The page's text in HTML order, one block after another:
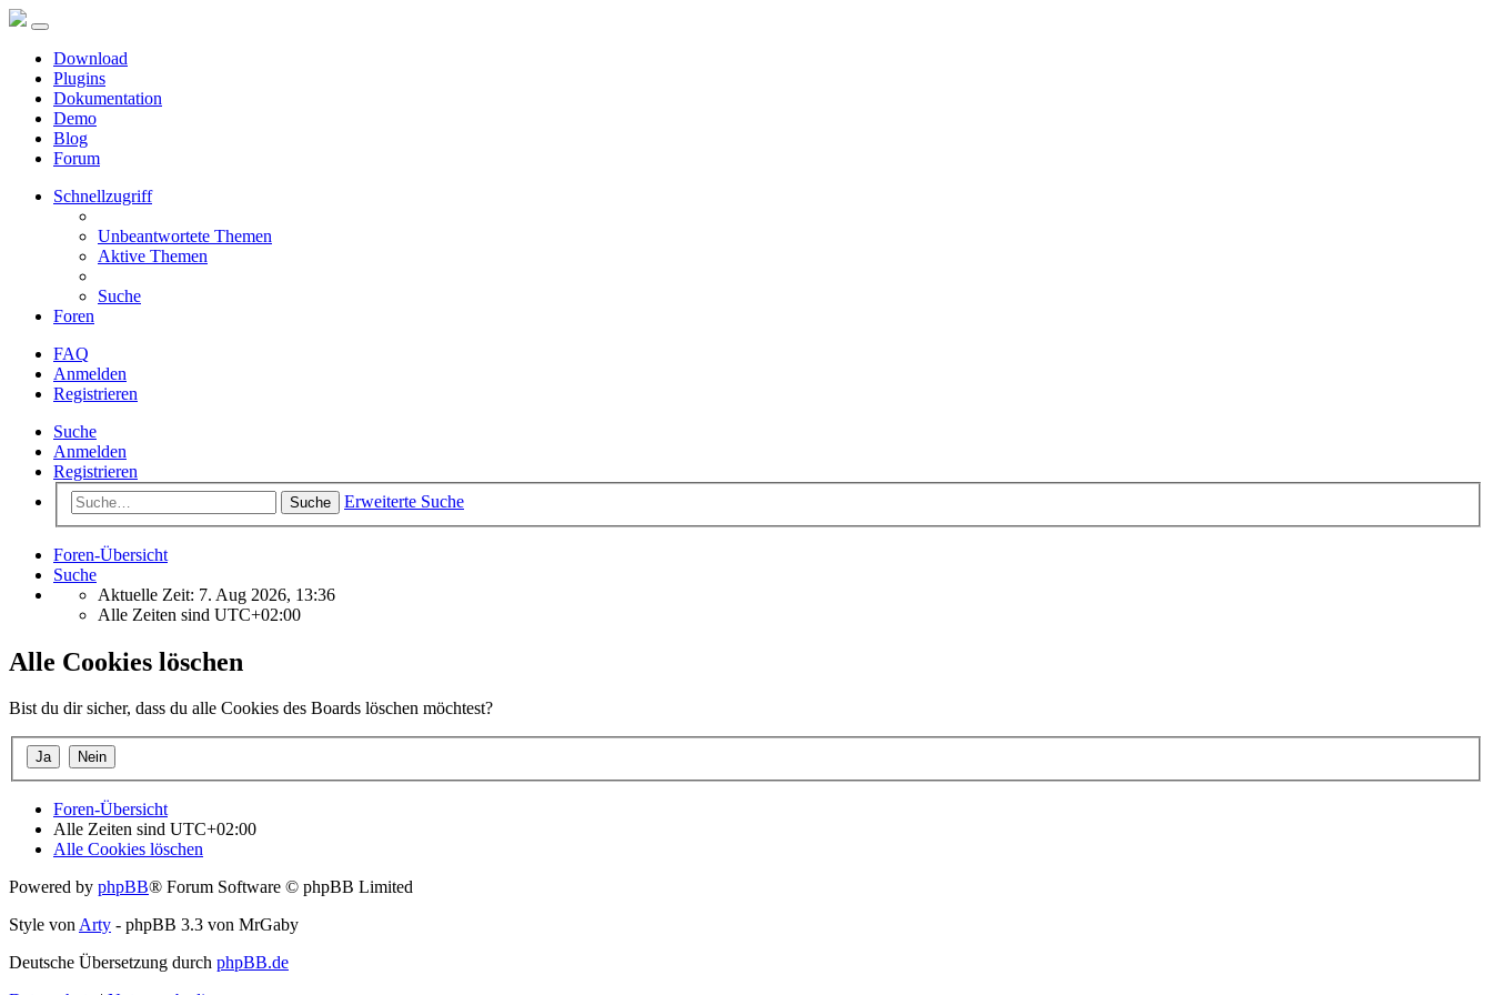
Download
Plugins
Dokumentation
Demo
Blog
Forum
Schnellzugriff
Unbeantwortete Themen
Aktive Themen
Suche
Foren
FAQ
Anmelden
Registrieren
Suche
Anmelden
Registrieren
Suche Erweiterte Suche
Foren-Übersicht
Suche
Aktuelle Zeit: 7. Aug 2026, 13:36
Alle Zeiten sind UTC+02:00
Alle Cookies löschen
Bist du dir sicher, dass du alle Cookies des Boards löschen möchtest?
Foren-Übersicht
Alle Zeiten sind UTC+02:00
Alle Cookies löschen
Powered by phpBB® Forum Software © phpBB Limited
Style von Arty - phpBB 3.3 von MrGaby
Deutsche Übersetzung durch phpBB.de